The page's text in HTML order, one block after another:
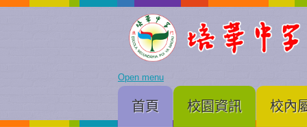
Open menu
首頁 校園資訊 校內